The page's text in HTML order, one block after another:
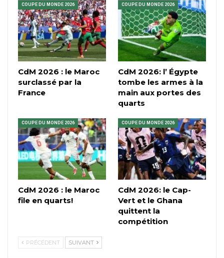
COUPE DU MONDE 2026
CdM 2026 : le Maroc
surclassé par la
France
COUPE DU MONDE 2026
CdM 2026: l’ Égypte
tombe les armes à la
main aux portes des
quarts
COUPE DU MONDE 2026
CdM 2026 : le Maroc
file en quarts!
COUPE DU MONDE 2026
CdM 2026: le Cap-
Vert et le Ghana
quittent la
compétition
PRÉCÉDENT SUIVANT